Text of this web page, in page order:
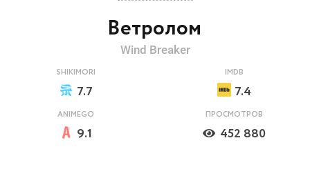
Ветролом
Wind Breaker
SHIKIMORI
7.7
IMDB
7.4
ANIMEGO
9.1
ПРОСМОТРОВ
452 880